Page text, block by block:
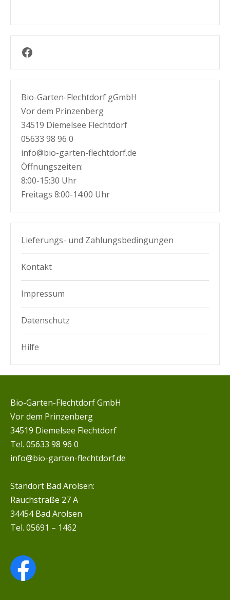
Facebook
Bio-Garten-Flechtdorf gGmbH
Vor dem Prinzenberg
34519 Diemelsee Flechtdorf
05633 98 96 0
info@bio-garten-flechtdorf.de
Öffnungszeiten:
8:00-15:30 Uhr
Freitags 8:00-14:00 Uhr
Lieferungs- und Zahlungsbedingungen
Kontakt
Impressum
Datenschutz­
Hilfe
Bio-Garten-Flechtdorf GmbH
Vor dem Prinzenberg
34519 Diemelsee Flechtdorf
Tel. 05633 98 96 0
info@bio-garten-flechtdorf.de
Standort Bad Arolsen:
Rauchstraße 27 A
34454 Bad Arolsen
Tel. 05691 – 1462